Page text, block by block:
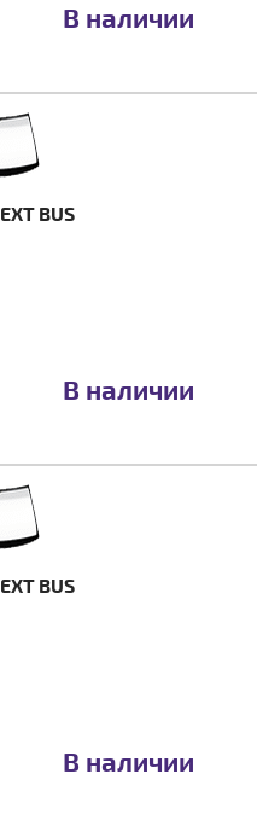
В наличии
BUS
В наличии
BUS
В наличии